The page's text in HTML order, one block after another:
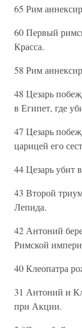
65 Рим
60 Первый
Красса.
58 Рим
48 Цезарь
в Египет, где
47 Цезарь
царицей его
44 Цезарь убит
43 Второй
Лепида.
42 Антоний
Римской
40 Клеопатра
31 Антоний и
при Акции.